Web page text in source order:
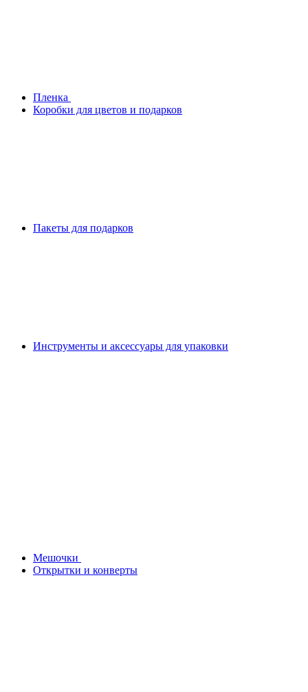
Плeнка
Коробки для цветов и подарков
Пакеты для подарков
Инструменты и аксессуары для упаковки
Мешочки
Открытки и конверты